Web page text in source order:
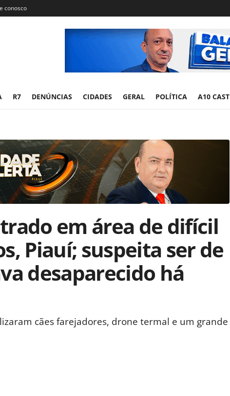
conosco
R7 DENÚNCIAS CIDADES GERAL POLÍTICA A10 CAST
em área de difícil
Piauí; suspeita ser de
desaparecido há
cães farejadores, drone termal e um grande